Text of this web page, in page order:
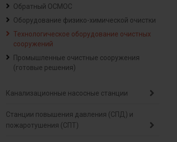
Обратный ОСМОС
Оборудование физико-химической очистки
Технологическое оборудование очистных
сооружений
Промышленные очистные сооружения
(готовые решения)
Канализационные насосные станции
Станции повышения давления (СПД) и
пожаротушения (СПТ)